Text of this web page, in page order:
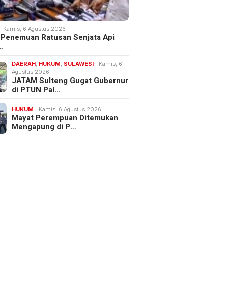
Kamis, 6 Agustus 2026
Ratusan Senjata Api
DAERAH, HUKUM, SULAWESI
Kamis, 6
Agustus 2026
JATAM Sulteng Gugat Gubernur
di PTUN Pal…
HUKUM Kamis, 6 Agustus 2026
Mayat Perempuan Ditemukan
Mengapung di P…